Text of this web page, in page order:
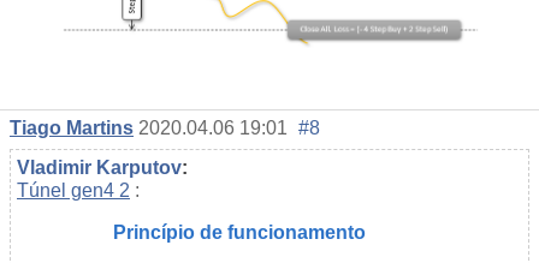
Tiago Martins 2020.04.06 19:01 #8
Vladimir Karputov:
Túnel gen4 2 :
Princípio de funcionamento